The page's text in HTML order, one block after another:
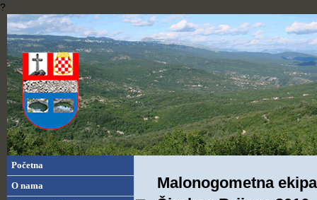
?
Početna
O nama
Malonogometna